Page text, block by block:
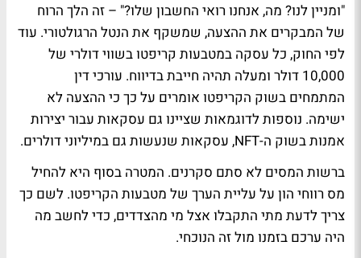
"ומניין לנו? מה, אנחנו רואי החשבון שלו?" – זה הלך הרוח
של המבקרים את ההצעה, שמשקף את הנטל הרגולטורי. עוד
לפי החוק, כל עסקה במטבעות קריפטו בשווי דולרי של
10,000 דולר ומעלה תהיה חייבת בדיווח. עורכי דין
המתמחים בשוק הקריפטו אומרים על כך כי ההצעה לא
ישימה. נוספות לדוגמאות שציינו גם עסקאות עבור יצירות
אמנות בשוק ה-NFT, עסקאות שנעשות גם במיליוני דולרים.
ברשות המסים לא סתם סקרנים. המטרה בסוף היא להחיל
מס רווחי הון על עליית הערך של מטבעות הקריפטו. לשם כך
צריך לדעת מתי התקבלו אצל מי מהצדדים, כדי לחשב מה
היה ערכם בזמנו מול זה הנוכחי.